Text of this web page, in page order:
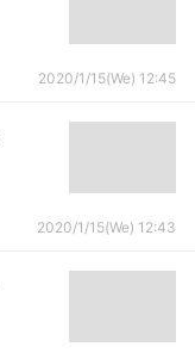
2020/1/15(We) 12:45
2020/1/15(We) 12:43